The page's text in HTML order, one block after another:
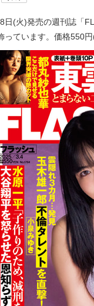
(火)発売の週刊誌「
っています。価格550